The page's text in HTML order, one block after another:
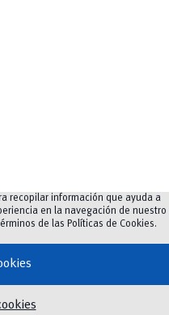
vertical_align_top
recopilar información que ayuda a
en la navegación de nuestro
de las Políticas de Cookies.